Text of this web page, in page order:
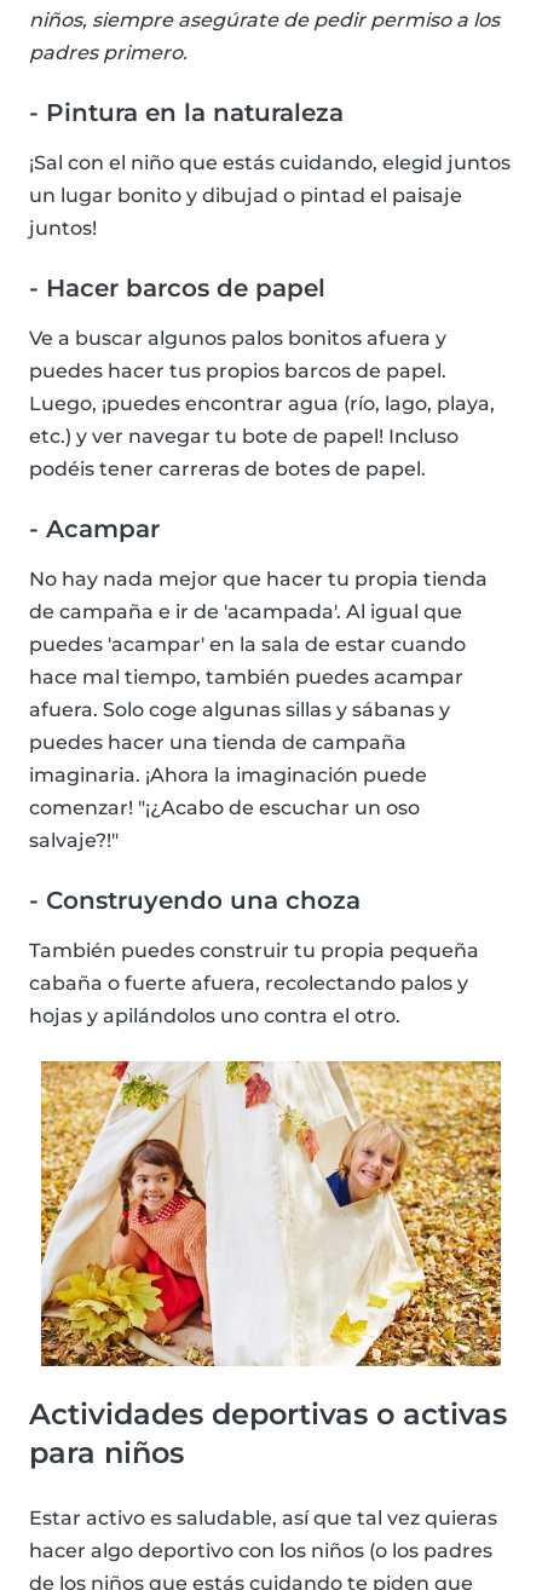
niños, siempre asegúrate de pedir permiso a los
padres primero.
- Pintura en la naturaleza
¡Sal con el niño que estás cuidando, elegid juntos
un lugar bonito y dibujad o pintad el paisaje
juntos!
- Hacer barcos de papel
Ve a buscar algunos palos bonitos afuera y
puedes hacer tus propios barcos de papel.
Luego, ¡puedes encontrar agua (río, lago, playa,
etc.) y ver navegar tu bote de papel! Incluso
podéis tener carreras de botes de papel.
- Acampar
No hay nada mejor que hacer tu propia tienda
de campaña e ir de 'acampada'. Al igual que
puedes 'acampar' en la sala de estar cuando
hace mal tiempo, también puedes acampar
afuera. Solo coge algunas sillas y sábanas y
puedes hacer una tienda de campaña
imaginaria. ¡Ahora la imaginación puede
comenzar! "¡¿Acabo de escuchar un oso
salvaje?!"
- Construyendo una choza
También puedes construir tu propia pequeña
cabaña o fuerte afuera, recolectando palos y
hojas y apilándolos uno contra el otro.
Actividades deportivas o activas
para niños
Estar activo es saludable, así que tal vez quieras
hacer algo deportivo con los niños (o los padres
de los niños que estás cuidando te piden que